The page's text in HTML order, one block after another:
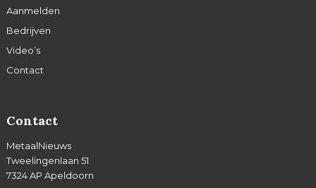
Aanmelden
Bedrijven
Video’s
Contact
Contact
MetaalNieuws
Tweelingenlaan 51
7324 AP Apeldoorn